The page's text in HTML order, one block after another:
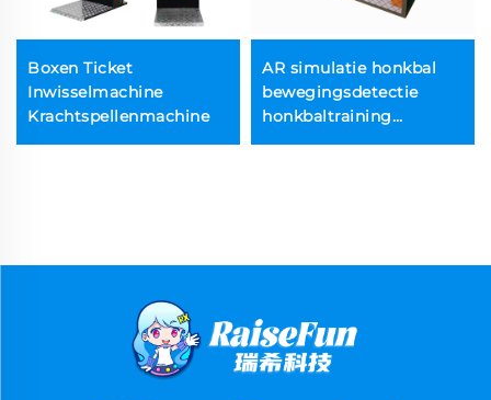
Boxen Ticket
Inwisselmachine
Krachtspellenmachine
AR simulatie honkbal
bewegingsdetectie
honkbaltraining
entertainment